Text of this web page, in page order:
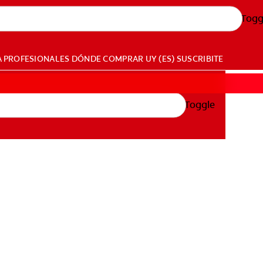
PROFESIONALES DÓNDE COMPRAR UY (ES) SUSCRIBITE
Toggle